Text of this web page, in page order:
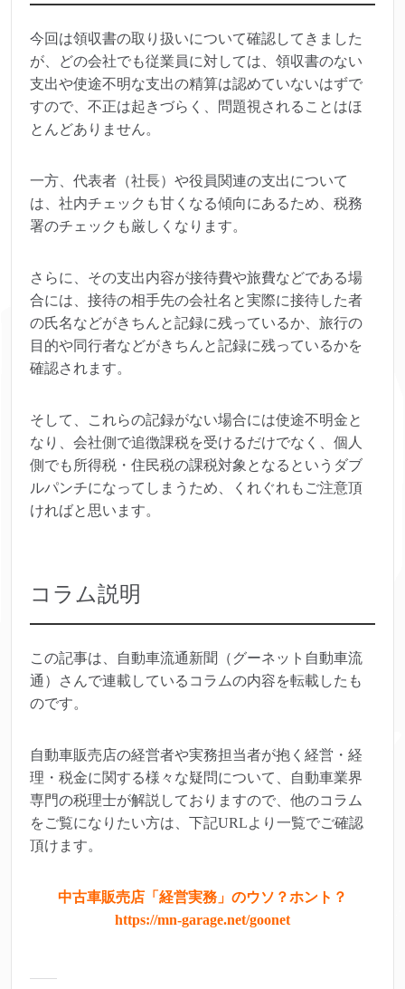
今回は領収書の取り扱いについて確認してきました
が、どの会社でも従業員に対しては、領収書のない
支出や使途不明な支出の精算は認めていないはずで
すので、不正は起きづらく、問題視されることはほ
とんどありません。
一方、代表者（社長）や役員関連の支出について
は、社内チェックも甘くなる傾向にあるため、税務
署のチェックも厳しくなります。
さらに、その支出内容が接待費や旅費などである場
合には、接待の相手先の会社名と実際に接待した者
の氏名などがきちんと記録に残っているか、旅行の
目的や同行者などがきちんと記録に残っているかを
確認されます。
そして、これらの記録がない場合には使途不明金と
なり、会社側で追徴課税を受けるだけでなく、個人
側でも所得税・住民税の課税対象となるというダブ
ルパンチになってしまうため、くれぐれもご注意頂
ければと思います。
コラム説明
この記事は、自動車流通新聞（グーネット自動車流
通）さんで連載しているコラムの内容を転載したも
のです。
自動車販売店の経営者や実務担当者が抱く経営・経
理・税金に関する様々な疑問について、自動車業界
専門の税理士が解説しておりますので、他のコラム
をご覧になりたい方は、下記URLより一覧でご確認
頂けます。
中古車販売店「経営実務」のウソ？ホント？
https://mn-garage.net/goonet